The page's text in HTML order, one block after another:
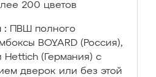
200 цветов
:
ПВШ полного
BOYARD (Россия),
Hettich (Германия) с
дверок или без этой